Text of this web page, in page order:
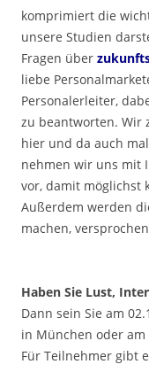
komprimiert die
unsere Studien
Fragen über
liebe
Personalerleiter,
zu beantworten. Wir
hier und da auch
nehmen wir uns mit
vor, damit möglichst
Außerdem werden
machen,
Haben Sie Lust,
Dann sein Sie am
in München oder
Für Teilnehmer gibt